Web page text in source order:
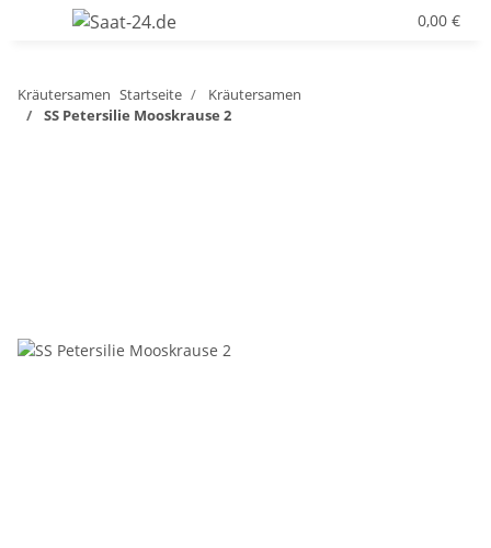
0,00 €
Kräutersamen Startseite
Kräutersamen
SS Petersilie Mooskrause 2